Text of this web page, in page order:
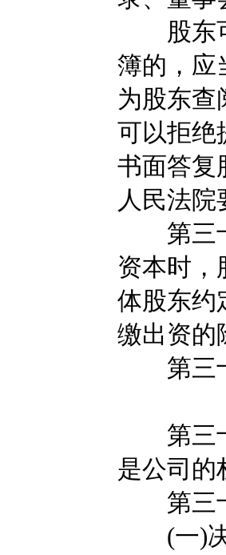
股东可
簿的，应
为股东查
可以拒绝
书面答复
人民法
第三十
资本时，
体股东约
缴出资的
第三十
第三十
是公司的
第三十
(一)决